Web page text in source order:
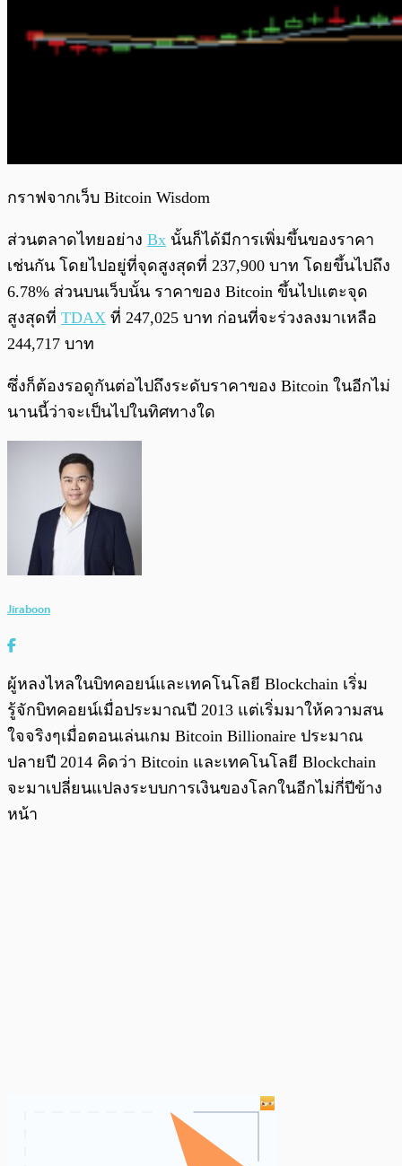
กราฟจากเว็บ Bitcoin Wisdom
ส่วนตลาดไทยอย่าง Bx นั้นก็ได้มีการเพิ่มขึ้นของราคา
เช่นกัน โดยไปอยู่ที่จุดสูงสุดที่ 237,900 บาท โดยขึ้นไปถึง
6.78% ส่วนบนเว็บนั้น ราคาของ Bitcoin ขึ้นไปแตะจุด
สูงสุดที่ TDAX ที่ 247,025 บาท ก่อนที่จะร่วงลงมาเหลือ
244,717 บาท
ซึ่งก็ต้องรอดูกันต่อไปถึงระดับราคาของ Bitcoin ในอีกไม่
นานนี้ว่าจะเป็นไปในทิศทางใด
Jiraboon
ผู้หลงไหลในบิทคอยน์และเทคโนโลยี Blockchain เริ่ม
รู้จักบิทคอยน์เมื่อประมาณปี 2013 แต่เริ่มมาให้ความสน
ใจจริงๆเมื่อตอนเล่นเกม Bitcoin Billionaire ประมาณ
ปลายปี 2014 คิดว่า Bitcoin และเทคโนโลยี Blockchain
จะมาเปลี่ยนแปลงระบบการเงินของโลกในอีกไม่กี่ปีข้าง
หน้า